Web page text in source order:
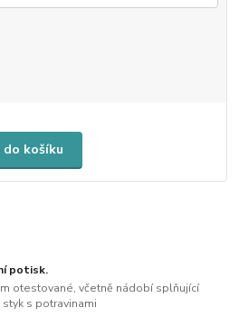
košíku
potisk.
otestované, včetně nádobí splňující
s potravinami